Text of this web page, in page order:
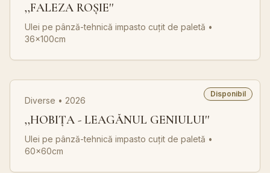
,,FALEZA ROȘIE''
Ulei pe pânză-tehnică impasto cuțit de paletă •
36x100cm
Disponibil
Diverse • 2026
,,HOBIȚA - LEAGĂNUL GENIULUI''
Ulei pe pânză-tehnică impasto cuțit de paletă •
60x60cm